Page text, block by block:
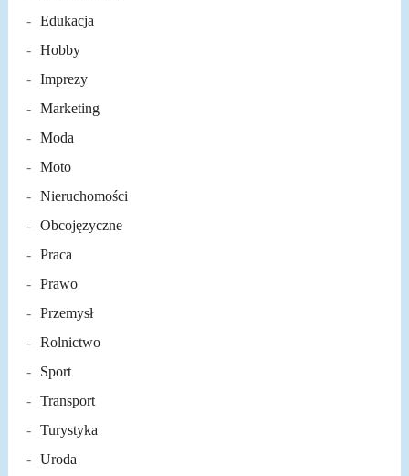
Edukacja
Hobby
Imprezy
Marketing
Moda
Moto
Nieruchomości
Obcojęzyczne
Praca
Prawo
Przemysł
Rolnictwo
Sport
Transport
Turystyka
Uroda